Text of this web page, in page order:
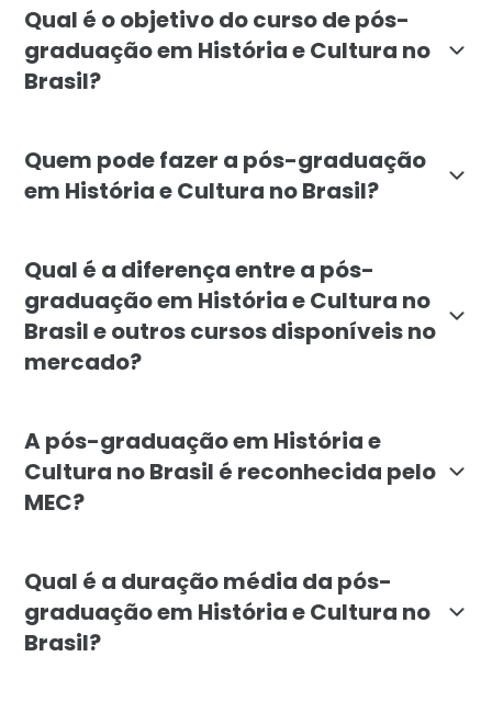
Qual é o objetivo do curso de pós-
graduação em História e Cultura no
Brasil?
Quem pode fazer a pós-graduação
em História e Cultura no Brasil?
Qual é a diferença entre a pós-
graduação em História e Cultura no
Brasil e outros cursos disponíveis no
mercado?
A pós-graduação em História e
Cultura no Brasil é reconhecida pelo
MEC?
Qual é a duração média da pós-
graduação em História e Cultura no
Brasil?